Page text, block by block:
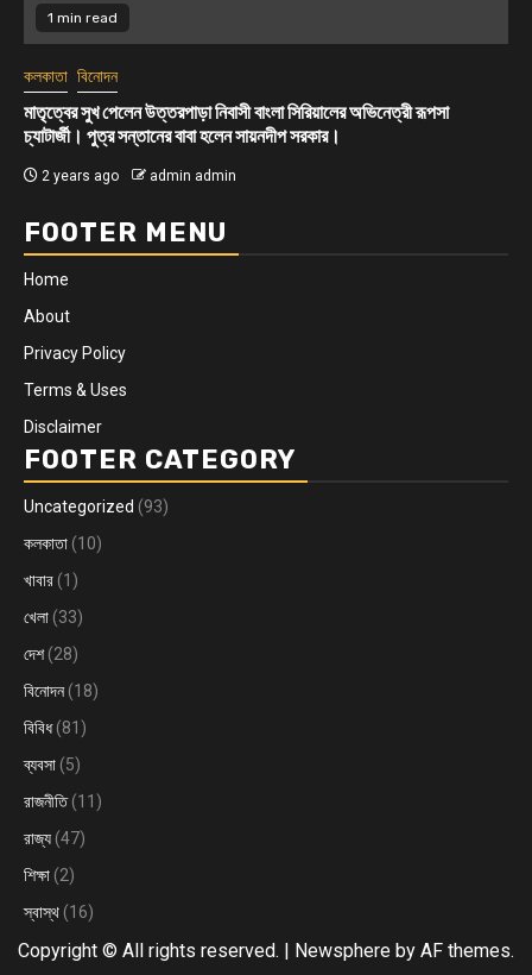
1 min read
কলকাতা
সোনার দোকান উদ্বোধনে আকর্ষণীয় অফার,ধামাকা অফার
2 years ago
FOOTER MENU
Home
About
Privacy Policy
Terms & Uses
Disclaimer
FOOTER CATEGORY
Uncategorized (93)
কলকাতা (10)
খাবার (1)
খেলা (33)
দেশ(28)
বিনোদন(18)
বিবিধ(81)
ব্যবসা (5)
রাজনীতি(11)
রাজ্য (47)
শিক্ষা (2)
স্বাস্থ (16)
Copyright © All rights reserved. Newsphere by AF themes.